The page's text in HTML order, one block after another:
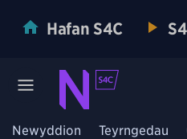
Hafan S4C
Newyddion Teyrngedau